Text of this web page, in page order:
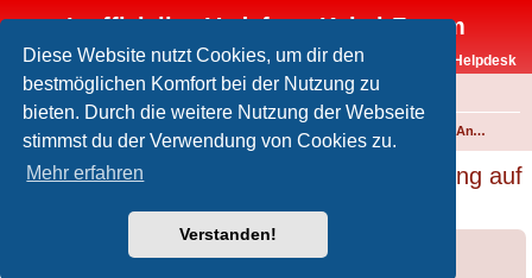
Diese Website nutzt Cookies, um dir den
bestmöglichen Komfort bei der Nutzung zu
bieten. Durch die weitere Nutzung der Webseite
stimmst du der Verwendung von Cookies zu.
Mehr erfahren
Verstanden!
Inoffizielles Vodafone-Kabel-Forum
Vodafone-Kabel-Helpdesk
FAQ
Foren-Übersicht Analoges Angebot
Abweichende / geänderte Kabelnetzbelegung auf